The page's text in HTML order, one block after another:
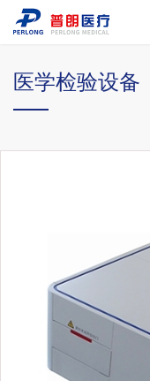
乐动平台网站登录入口
医学检验设备